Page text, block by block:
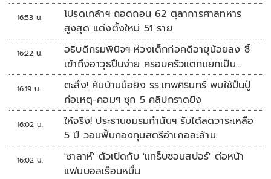
16:53 น.
โปรดเกล้าฯ ถอดถอน 62 ตุลาการศาลทหาร
สูงสุด แต่งตั้งใหม่ 51 ราย
16:22 น.
อธิบดีกรมพินิจฯ ห่วงเด็กก่อคดีอายุน้อยลง ชี้
เข้าถึงอาวุธปืนง่าย ครอบครัวแตกแยกเป็น
ชนวนสำคัญ
16:19 น.
ตะลึง! ค้นบ้านมือยิง รร.เทพศิรินทร์ พบใช้ปืนปู่
ก่อเหตุ-คอมฯ ซุก 5 คลิปกราดยิง
16:02 น.
ให้จริง! ประธานชมรมกำนันฯ รับได้ลดวาระเหลือ
5 ปี วอนฟื้นกองทุนสตรีอำเภอละล้าน
16:02 น.
'ซาลาห์' ตัวเปิดกับ 'แทร็บซอนสปอร์' ต่อหน้า
แฟนบอลเรือนหมื่น